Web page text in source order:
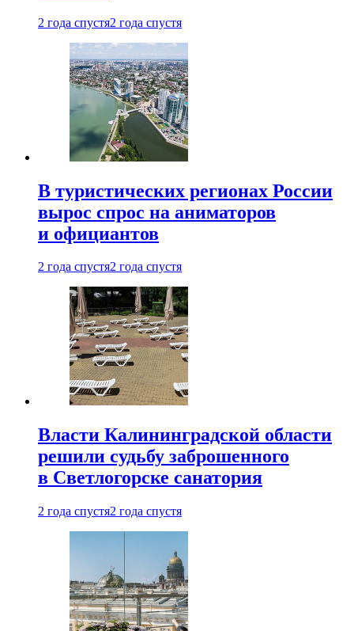
2 года спустя2 года спустя
В туристических регионах России
вырос спрос на аниматоров
и официантов
2 года спустя2 года спустя
Власти Калининградской области
решили судьбу заброшенного
в Светлогорске санатория
2 года спустя2 года спустя